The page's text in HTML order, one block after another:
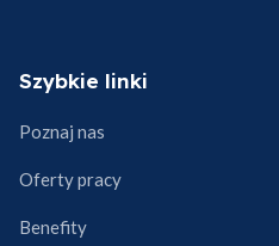
Szybkie linki
Poznaj nas
Oferty pracy
Benefity